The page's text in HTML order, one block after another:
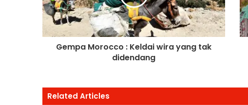
Gempa Morocco : Keldai wira yang tak
didendang
Related Articles